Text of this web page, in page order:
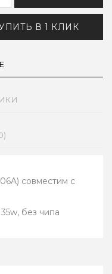
В 1 КЛИК
совместим с
без чипа